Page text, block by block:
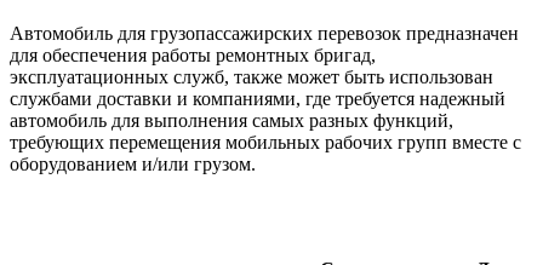
Автомобиль для грузопассажирских перевозок предназначен
для обеспечения работы ремонтных бригад,
эксплуатационных служб, также может быть использован
службами доставки и компаниями, где требуется надежный
автомобиль для выполнения самых разных функций,
требующих перемещения мобильных рабочих групп вместе с
оборудованием и/или грузом.